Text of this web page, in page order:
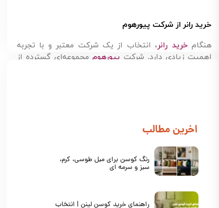
خرید رانر از شرکت پیورهوم
هنگامخرید رانر، انتخاب از یک شرکت معتبر و با تجربه
اهمیت زیادی دارد. شرکت‌ پیورهوم مجموعه‌ای گسترده از
خواهید داشت.
شرکت‌ برای انتخاب مناسب‌ترین رانر برای فضای خود
بهره‌مند شوید.
۵ از ۵
۱۶ مشارکت کننده
​اخرین مطالب
رنگ کوسن برای مبل طوسی، کرم،
سبز و سرمه ای
راهنمای خرید کوسن لینن | انتخاب